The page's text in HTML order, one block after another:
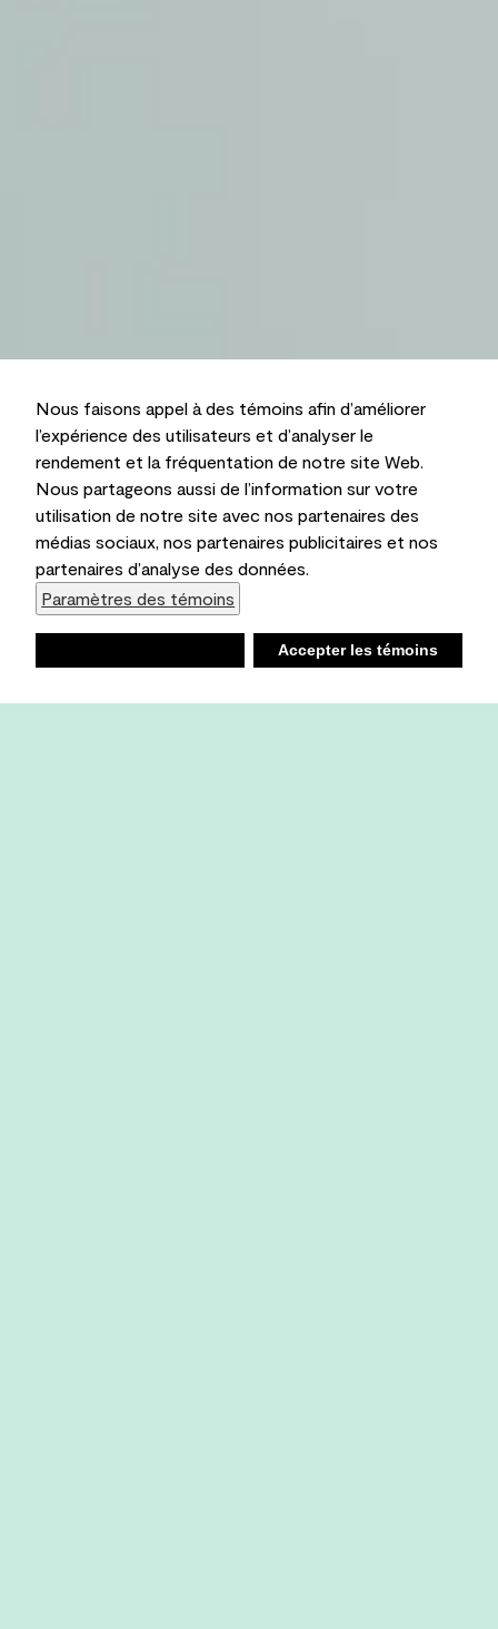
Nous faisons appel à des témoins afin d’améliorer
l’expérience des utilisateurs et d’analyser le
rendement et la fréquentation de notre site Web.
Nous partageons aussi de l’information sur votre
utilisation de notre site avec nos partenaires des
médias sociaux, nos partenaires publicitaires et nos
partenaires d’analyse des données.
Paramètres des témoins
Accepter les témoins
Liste d’achats